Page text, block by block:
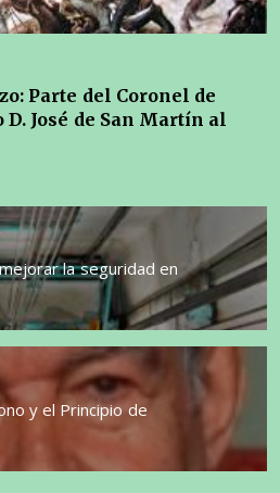
Parte del Coronel de
José de San Martín al
la seguridad en
y el Principio de